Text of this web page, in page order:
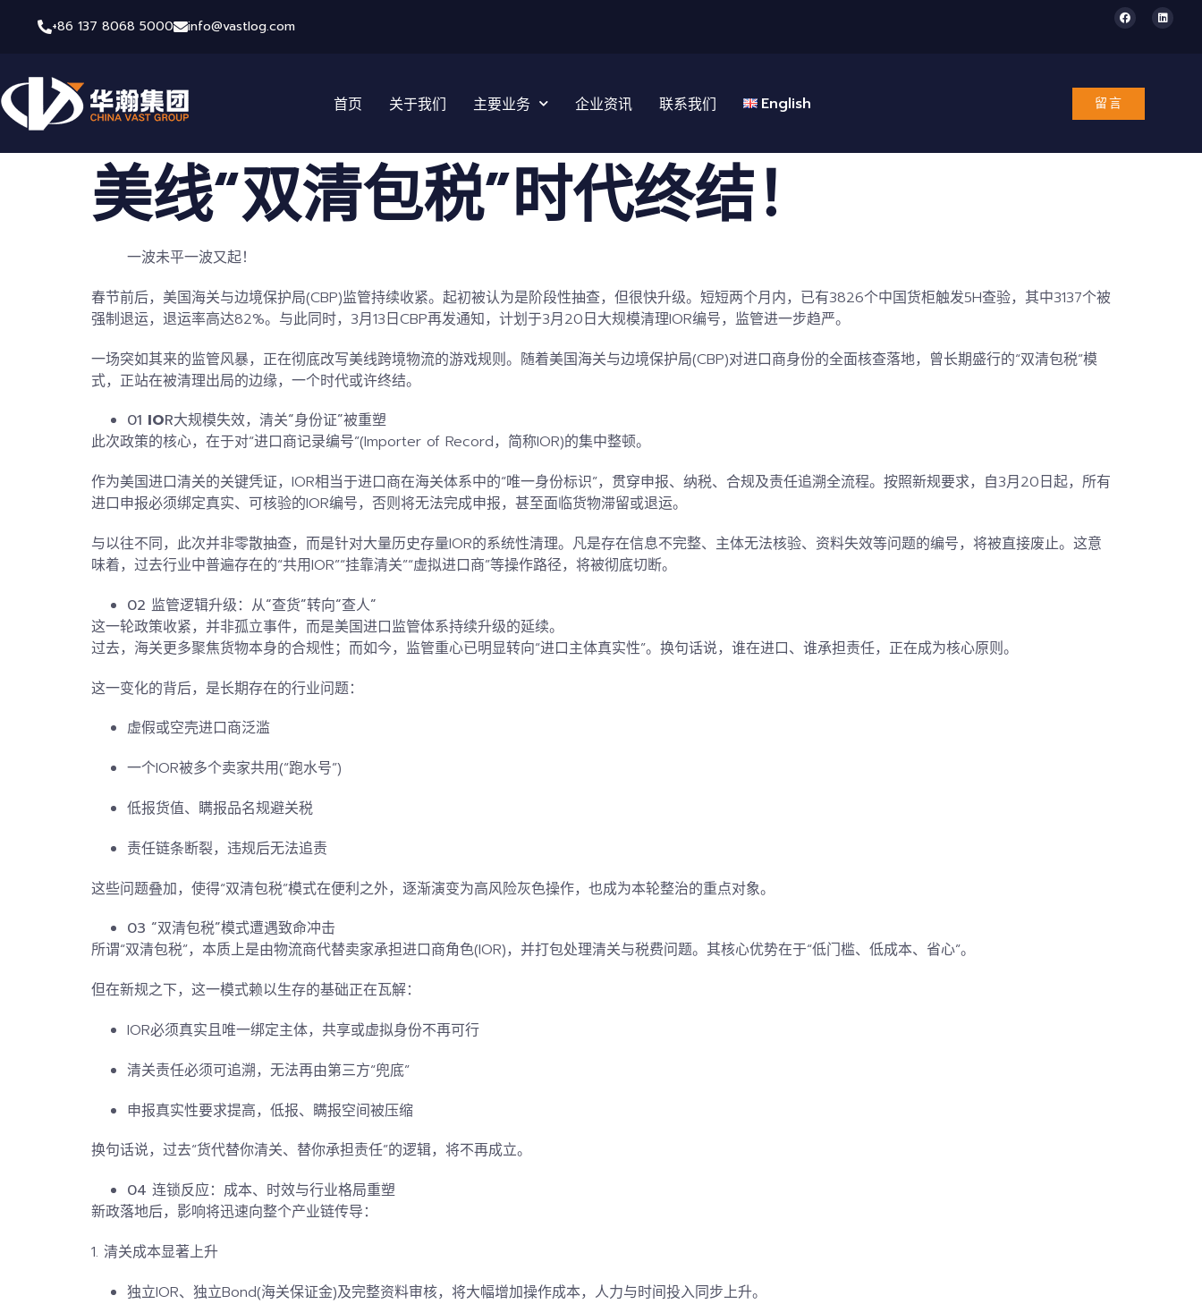
+86 137 8068 5000 info@vastlog.com
首页 关于我们 主要业务 企业资讯 联系我们 English 留言
美线“双清包税”时代终结！
一波未平一波又起！
春节前后，美国海关与边境保护局(CBP)监管持续收紧。起初被认为是阶段性抽查，但很快升级。 短短两个月内，已有3826个中国货柜触发5H查验，其中3137个被
强制退运，退运率高达82%。 与此同时， 3月13日CBP再发通知，计划于3月20日大规模清理IOR编号，监管进一步趋严。
一场突如其来的监管风暴， 正在彻底改写美线跨境物流的游戏规则。 随着美国海关与边境保护局(CBP)对进口商身份的全面核查落地，曾长期盛行的“双清包税”模
式，正站在被清理出局的边缘，一个时代或许终结。
01 IOR大规模失效，清关“身份证”被重塑
此次政策的核心， 在于对“进口商记录编号”(Importer of Record，简称IOR)的集中整顿。
作为美国进口清关的关键凭证，IOR相当于进口商在海关体系中的“唯一身份标识”，贯穿申报、纳税、合规及责任追溯全流程。按照新规要求， 自3月20日起，所有
进口申报必须绑定真实、可核验的IOR编号，否则将无法完成申报，甚至面临货物滞留或退运。
与以往不同，此次并非零散抽查，而是针对大量历史存量IOR的系统性清理。 凡是存在信息不完整、主体无法核验、资料失效等问题的编号，将被直接废止。 这意
味着， 过去行业中普遍存在的“共用IOR”“挂靠清关”“虚拟进口商”等操作路径，将被彻底切断。
02 监管逻辑升级：从“查货”转向“查人”
这一轮政策收紧，并非孤立事件，而是美国进口监管体系持续升级的延续。
过去，海关更多聚焦货物本身的合规性；而如今， 监管重心已明显转向“进口主体真实性”。换句话说，谁在进口、谁承担责任，正在成为核心原则。
这一变化的背后，是长期存在的行业问题：
虚假或空壳进口商泛滥
一个IOR被多个卖家共用(“跑水号”)
低报货值、瞒报品名规避关税
责任链条断裂，违规后无法追责
这些问题叠加，使得“双清包税”模式在便利之外，逐渐演变为高风险灰色操作，也成为本轮整治的重点对象。
03 “双清包税”模式遭遇致命冲击
所谓“双清包税”， 本质上是由物流商代替卖家承担进口商角色(IOR)，并打包处理清关与税费问题。其核心优势在于“低门槛、低成本、省心”。
但在新规之下，这一模式赖以生存的基础正在瓦解：
IOR必须真实且唯一绑定主体，共享或虚拟身份不再可行
清关责任必须可追溯，无法再由第三方“兜底”
申报真实性要求提高，低报、瞒报空间被压缩
换句话说，过去“货代替你清关、替你承担责任”的逻辑，将不再成立。
04 连锁反应：成本、时效与行业格局重塑
新政落地后，影响将迅速向整个产业链传导：
1. 清关成本显著上升
独立IOR、独立Bond(海关保证金)及完整资料审核，将大幅增加操作成本，人力与时间投入同步上升。